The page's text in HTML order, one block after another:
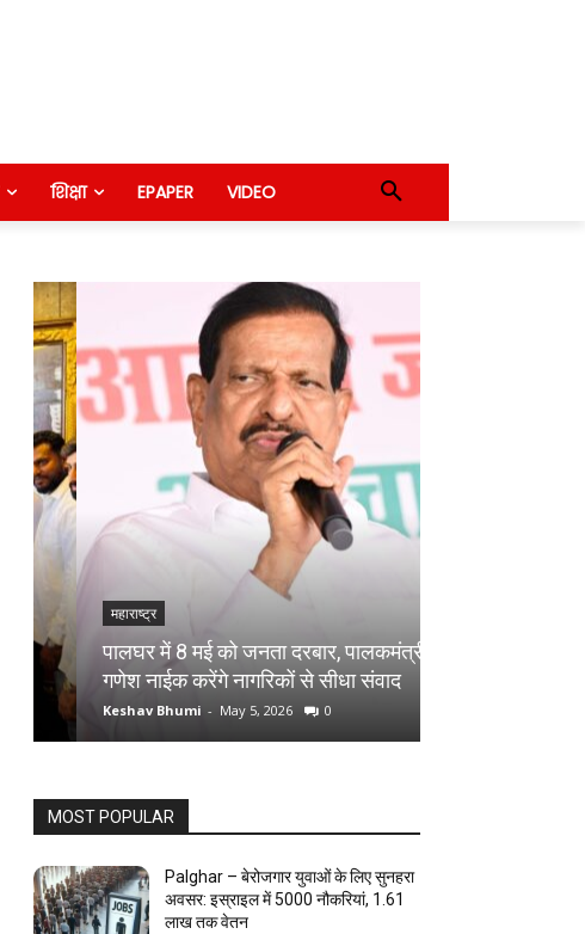
शिक्षा EPAPER VIDEO
महाराष्ट्र
पालघर में 8 मई को जनता दरबार, पालकमंत्री
गणेश नाईक करेंगे नागरिकों से सीधा संवाद
Keshav Bhumi - May 5, 2026 0
MOST POPULAR
Palghar – बेरोजगार युवाओं के लिए सुनहरा
अवसर: इस्राइल में 5000 नौकरियां, ₹1.61
लाख तक वेतन